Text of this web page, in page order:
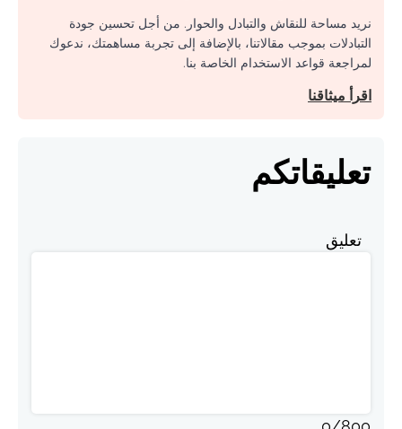
نريد مساحة للنقاش والتبادل والحوار. من أجل تحسين جودة
التبادلات بموجب مقالاتنا، بالإضافة إلى تجربة مساهمتك، ندعوك
لمراجعة قواعد الاستخدام الخاصة بنا.
اقرأ ميثاقنا
تعليقاتكم
تعليق